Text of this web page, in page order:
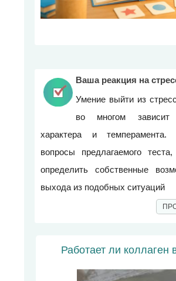
Ваша реакция на
Умение выйти из
во многом
характера и
вопросы предлагаемого
определить собственные
выхода из подобных ситуаций
Работает ли коллаген